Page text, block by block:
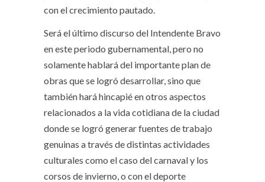
con el crecimiento pautado.
Será el último discurso del Intendente Bravo
en este periodo gubernamental, pero no
solamente hablará del importante plan de
obras que se logró desarrollar, sino que
también hará hincapié en otros aspectos
relacionados a la vida cotidiana de la ciudad
donde se logró generar fuentes de trabajo
genuinas a través de distintas actividades
culturales como el caso del carnaval y los
corsos de invierno, o con el deporte